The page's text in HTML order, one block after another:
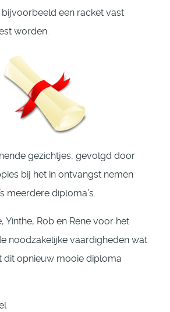
een racket vast
worden.
gezichtjes, gevolgd door
bij het in ontvangst nemen
meerdere diploma’s.
Yinthe, Rob en Rene voor het
noodzakelijke vaardigheden wat
dit opnieuw mooie diploma